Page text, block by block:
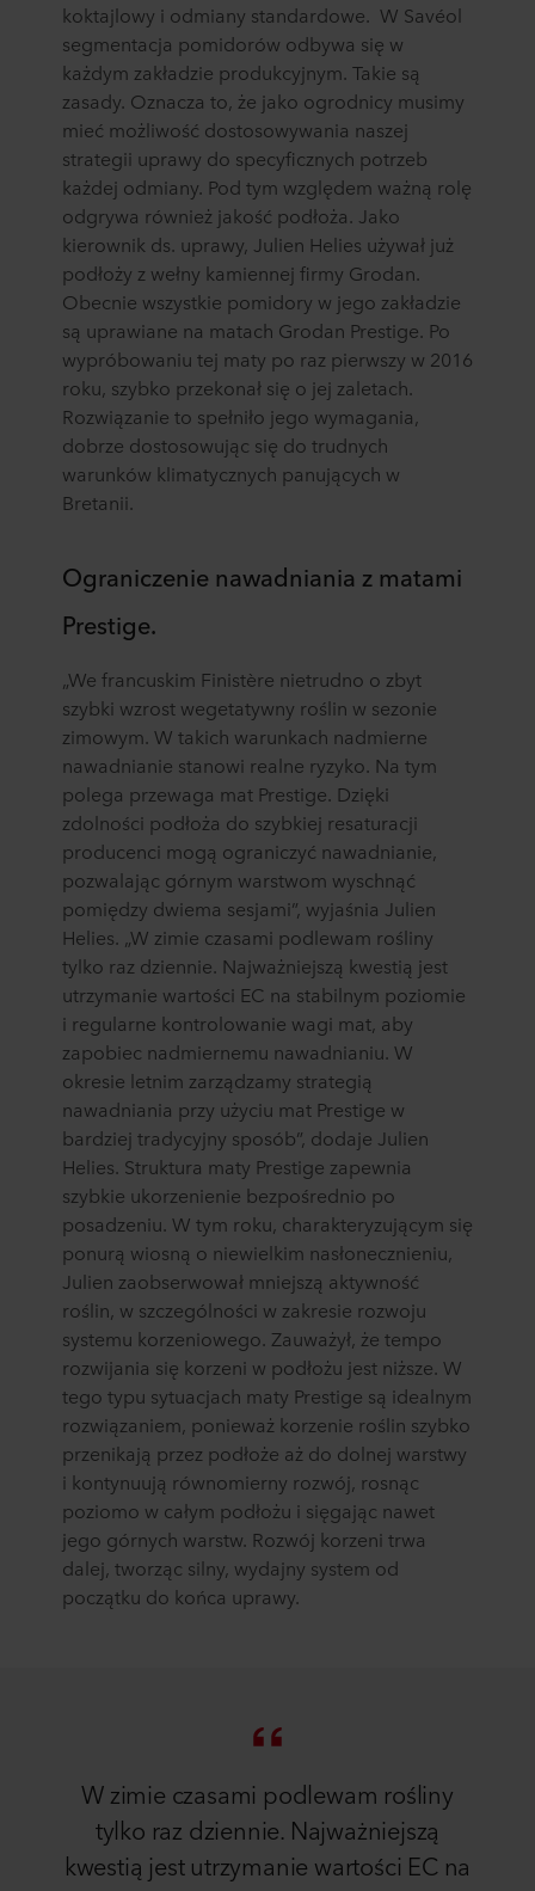
koktajlowy i odmiany standardowe. W Savéol
segmentacja pomidorów odbywa się w
każdym zakładzie produkcyjnym. Takie są
zasady. Oznacza to, że jako ogrodnicy musimy
mieć możliwość dostosowywania naszej
strategii uprawy do specyficznych potrzeb
każdej odmiany. Pod tym względem ważną rolę
odgrywa również jakość podłoża. Jako
kierownik ds. uprawy, Julien Helies używał już
podłoży z wełny kamiennej firmy Grodan.
Obecnie wszystkie pomidory w jego zakładzie
są uprawiane na matach Grodan Prestige. Po
wypróbowaniu tej maty po raz pierwszy w 2016
roku, szybko przekonał się o jej zaletach.
Rozwiązanie to spełniło jego wymagania,
dobrze dostosowując się do trudnych
warunków klimatycznych panujących w
Bretanii.
Ograniczenie nawadniania z matami
Prestige.
„We francuskim Finistère nietrudno o zbyt
szybki wzrost wegetatywny roślin w sezonie
zimowym. W takich warunkach nadmierne
nawadnianie stanowi realne ryzyko. Na tym
polega przewaga mat Prestige. Dzięki
zdolności podłoża do szybkiej resaturacji
producenci mogą ograniczyć nawadnianie,
pozwalając górnym warstwom wyschnąć
pomiędzy dwiema sesjami”, wyjaśnia Julien
Helies. „W zimie czasami podlewam rośliny
tylko raz dziennie. Najważniejszą kwestią jest
utrzymanie wartości EC na stabilnym poziomie
i regularne kontrolowanie wagi mat, aby
zapobiec nadmiernemu nawadnianiu. W
okresie letnim zarządzamy strategią
nawadniania przy użyciu mat Prestige w
bardziej tradycyjny sposób”, dodaje Julien
Helies. Struktura maty Prestige zapewnia
szybkie ukorzenienie bezpośrednio po
posadzeniu. W tym roku, charakteryzującym się
ponurą wiosną o niewielkim nasłonecznieniu,
Julien zaobserwował mniejszą aktywność
roślin, w szczególności w zakresie rozwoju
systemu korzeniowego. Zauważył, że tempo
rozwijania się korzeni w podłożu jest niższe. W
tego typu sytuacjach maty Prestige są idealnym
rozwiązaniem, ponieważ korzenie roślin szybko
przenikają przez podłoże aż do dolnej warstwy
i kontynuują równomierny rozwój, rosnąc
poziomo w całym podłożu i sięgając nawet
jego górnych warstw. Rozwój korzeni trwa
dalej, tworząc silny, wydajny system od
początku do końca uprawy.
W zimie czasami podlewam rośliny
tylko raz dziennie. Najważniejszą
kwestią jest utrzymanie wartości EC na